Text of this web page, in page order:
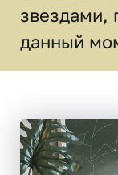
звездами,
данный